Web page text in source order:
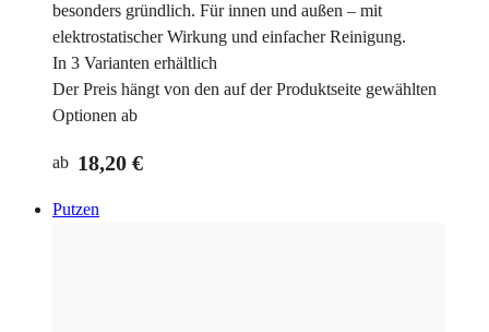
besonders gründlich. Für innen und außen – mit
elektrostatischer Wirkung und einfacher Reinigung.
In 3 Varianten erhältlich
Der Preis hängt von den auf der Produktseite gewählten
Optionen ab
ab 18,20 €
Putzen